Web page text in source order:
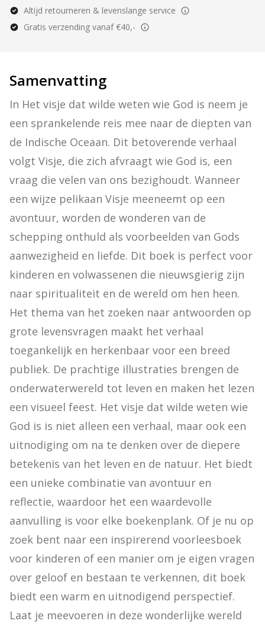
Altijd retourneren & levenslange service
Gratis verzending vanaf €40,-
Samenvatting
In Het visje dat wilde weten wie God is neem je
een sprankelende reis mee naar de diepten van
de Indische Oceaan. Dit betoverende verhaal
volgt Visje, die zich afvraagt wie God is, een
vraag die velen van ons bezighoudt. Wanneer
een wijze pelikaan Visje meeneemt op een
avontuur, worden de wonderen van de
schepping onthuld als voorbeelden van Gods
aanwezigheid en liefde. Dit boek is perfect voor
kinderen en volwassenen die nieuwsgierig zijn
naar spiritualiteit en de wereld om hen heen.
Het thema van het zoeken naar antwoorden op
grote levensvragen maakt het verhaal
toegankelijk en herkenbaar voor een breed
publiek. De prachtige illustraties brengen de
onderwaterwereld tot leven en maken het lezen
een visueel feest. Het visje dat wilde weten wie
God is is niet alleen een verhaal, maar ook een
uitnodiging om na te denken over de diepere
betekenis van het leven en de natuur. Het biedt
een unieke combinatie van avontuur en
reflectie, waardoor het een waardevolle
aanvulling is voor elke boekenplank. Of je nu op
zoek bent naar een inspirerend voorleesboek
voor kinderen of een manier om je eigen vragen
over geloof en bestaan te verkennen, dit boek
biedt een warm en uitnodigend perspectief.
Laat je meevoeren in deze wonderlijke wereld